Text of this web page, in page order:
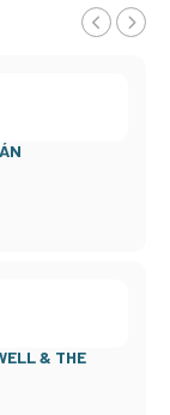
& THE